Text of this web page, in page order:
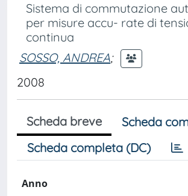
Sistema di commutazione
per misure accu- rate di
continua
SOSSO, ANDREA;
2008
Scheda breve
Scheda
Scheda completa (DC)
Anno